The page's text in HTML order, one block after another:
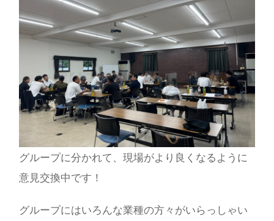
グループに分かれて、現場がより良くなるように
意見交換中です！
グループにはいろんな業種の方々がいらっしゃい